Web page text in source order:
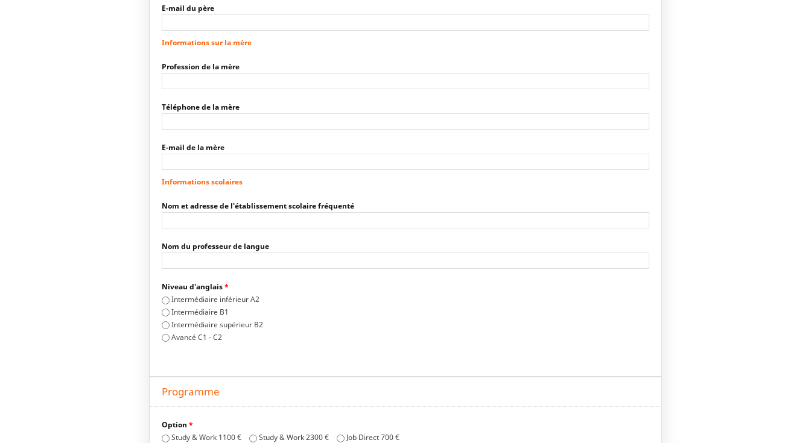
E-mail du père
Informations sur la mère
Profession de la mère
Téléphone de la mère
E-mail de la mère
Informations scolaires
Nom et adresse de l'établissement scolaire fréquenté
Nom du professeur de langue
Niveau d'anglais*
Intermédiaire inférieur A2
Intermédiaire B1
Intermédiaire supérieur B2
Avancé C1 - C2
Programme
Option *
Study & Work 1100 €
Study & Work 2300 € Job Direct 700 €